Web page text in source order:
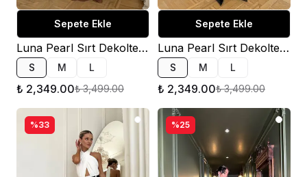
Sepete Ekle
Luna Pearl Sırt Dekolteli Tulum Kahverengi
S M L
₺ 2,349.00₺ 3,499.00
Sepete Ekle
Luna Pearl Sırt Dekolteli Tulum Siyah
S M L
₺ 2,349.00₺ 3,499.00
%33 %25